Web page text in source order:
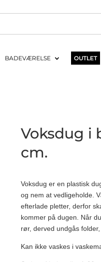
BADEVÆRELSE OUTLET
Voksdug i
cm.
Voksdug er en plastisk
og nem at vedligeholde.
efterlade pletter, derfor
kommer på dugen. Når
rør, derved undgås
Kan ikke vaskes i